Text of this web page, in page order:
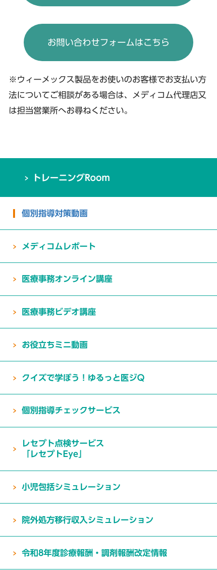
お問い合わせフォームはこちら
※ウィーメックス製品をお使いのお客様でお支払い方
法についてご相談がある場合は、メディコム代理店又
は担当営業所へお尋ねください。
トレーニングRoom
個別指導対策動画
メディコムレポート
医療事務オンライン講座
医療事務ビデオ講座
お役立ちミニ動画
クイズで学ぼう！ゆるっと医ジQ
個別指導チェックサービス
レセプト点検サービス
「レセプトEye」
小児包括シミュレーション
院外処方移行収入シミュレーション
令和8年度診療報酬・調剤報酬改定情報